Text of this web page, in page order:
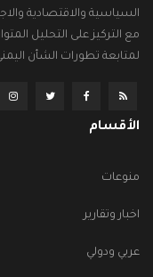
السياسية والاقتصادية
مع التركيز على التحليل
لمتابعة تطورات الشأن
الأقسام
منوعات
اخبار وتقارير
عربي ودولي